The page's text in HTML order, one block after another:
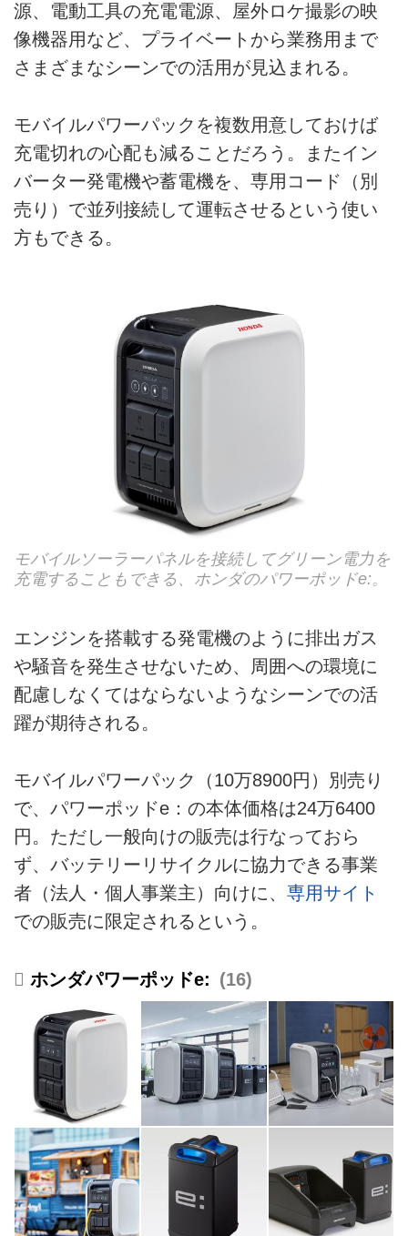
源、電動工具の充電電源、屋外ロケ撮影の映
像機器用など、プライベートから業務用まで
さまざまなシーンでの活用が見込まれる。
モバイルパワーパックを複数用意しておけば
充電切れの心配も減ることだろう。またイン
バーター発電機や蓄電機を、専用コード（別
売り）で並列接続して運転させるという使い
方もできる。
モバイルソーラーパネルを接続してグリーン電力を
充電することもできる、ホンダのパワーポッドe:。
エンジンを搭載する発電機のように排出ガス
や騒音を発生させないため、周囲への環境に
配慮しなくてはならないようなシーンでの活
躍が期待される。
モバイルパワーパック（10万8900円）別売り
で、パワーポッドe：の本体価格は24万6400
円。ただし一般向けの販売は行なっておら
ず、バッテリーリサイクルに協力できる事業
者（法人・個人事業主）向けに、 専用サイト
での販売に限定されるという。
ホンダパワーポッドe: 16